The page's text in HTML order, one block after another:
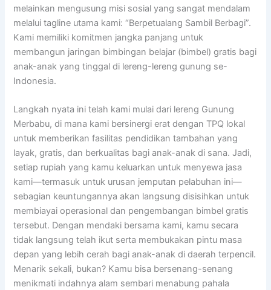
melainkan mengusung misi sosial yang sangat mendalam
melalui tagline utama kami: “Berpetualang Sambil Berbagi”.
Kami memiliki komitmen jangka panjang untuk
membangun jaringan bimbingan belajar (bimbel) gratis bagi
anak-anak yang tinggal di lereng-lereng gunung se-
Indonesia.
Langkah nyata ini telah kami mulai dari lereng Gunung
Merbabu, di mana kami bersinergi erat dengan TPQ lokal
untuk memberikan fasilitas pendidikan tambahan yang
layak, gratis, dan berkualitas bagi anak-anak di sana. Jadi,
setiap rupiah yang kamu keluarkan untuk menyewa jasa
kami—termasuk untuk urusan jemputan pelabuhan ini—
sebagian keuntungannya akan langsung disisihkan untuk
membiayai operasional dan pengembangan bimbel gratis
tersebut. Dengan mendaki bersama kami, kamu secara
tidak langsung telah ikut serta membukakan pintu masa
depan yang lebih cerah bagi anak-anak di daerah terpencil.
Menarik sekali, bukan? Kamu bisa bersenang-senang
menikmati indahnya alam sembari menabung pahala